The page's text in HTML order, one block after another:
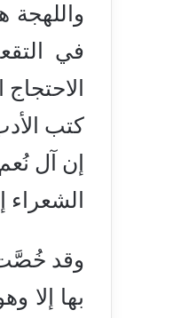
واللهجة
في
كتب
إن آل
وقد خُصَّت
بها إلا